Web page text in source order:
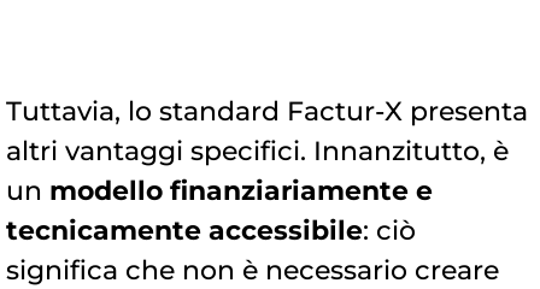
Tuttavia, lo standard Factur-X presenta
altri vantaggi specifici. Innanzitutto, è
un modello finanziariamente e
tecnicamente accessibile: ciò
significa che non è necessario creare